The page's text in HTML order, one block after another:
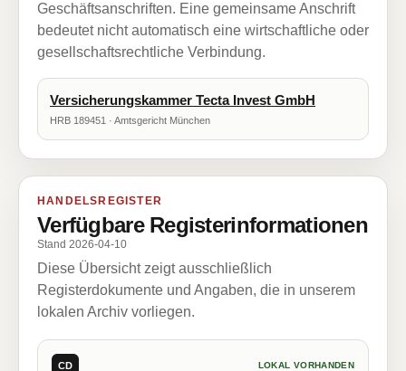
Geschäftsanschriften. Eine gemeinsame Anschrift
bedeutet nicht automatisch eine wirtschaftliche oder
gesellschaftsrechtliche Verbindung.
Versicherungskammer Tecta Invest GmbH
HRB 189451 · Amtsgericht München
HANDELSREGISTER
Verfügbare Registerinformationen
Stand 2026-04-10
Diese Übersicht zeigt ausschließlich
Registerdokumente und Angaben, die in unserem
lokalen Archiv vorliegen.
CD LOKAL VORHANDEN